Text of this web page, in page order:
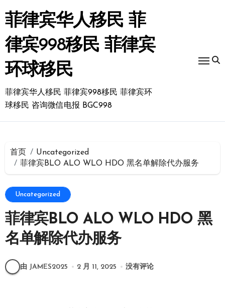
转
到
内
容
菲律宾华人移民 菲
律宾998移民 菲律宾
环球移民
菲律宾华人移民 菲律宾998移民 菲律宾环
球移民 咨询微信电报 BGC998
首页
Uncategorized
菲律宾BLO ALO WLO HDO 黑名单解除代办服务
Uncategorized
菲律宾BLO ALO WLO HDO 黑
名单解除代办服务
由 JAMES2025 2 月 11, 2025 没有评论